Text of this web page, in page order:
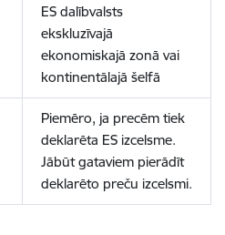
ES dalībvalsts
ekskluzīvajā
ekonomiskajā zonā vai
kontinentālajā šelfā
Piemēro, ja precēm tiek
deklarēta ES izcelsme.
Jābūt gataviem pierādīt
deklarēto preču izcelsmi.